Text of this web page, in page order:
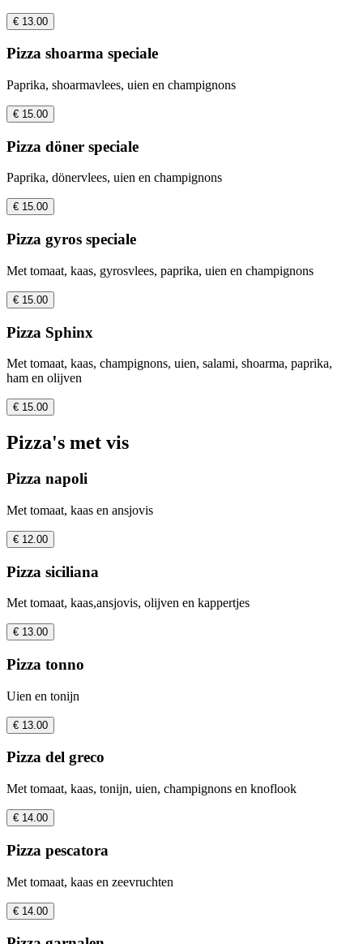
€ 13.00
Pizza shoarma speciale
Paprika, shoarmavlees, uien en champignons
€ 15.00
Pizza döner speciale
Paprika, dönervlees, uien en champignons
€ 15.00
Pizza gyros speciale
Met tomaat, kaas, gyrosvlees, paprika, uien en champignons
€ 15.00
Pizza Sphinx
Met tomaat, kaas, champignons, uien, salami, shoarma, paprika,
ham en olijven
€ 15.00
Pizza's met vis
Pizza napoli
Met tomaat, kaas en ansjovis
€ 12.00
Pizza siciliana
Met tomaat, kaas,ansjovis, olijven en kappertjes
€ 13.00
Pizza tonno
Uien en tonijn
€ 13.00
Pizza del greco
Met tomaat, kaas, tonijn, uien, champignons en knoflook
€ 14.00
Pizza pescatora
Met tomaat, kaas en zeevruchten
€ 14.00